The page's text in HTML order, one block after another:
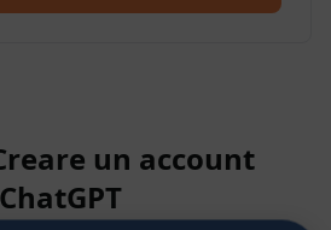
un account
ChatGPT